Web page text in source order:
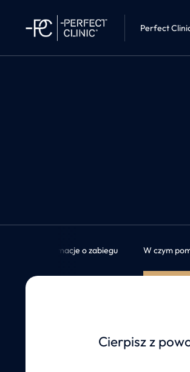
Perfect
Perfect
Informacje o zabiegu W czym
Cierpisz z